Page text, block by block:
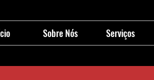
Sobre Nós Serviços